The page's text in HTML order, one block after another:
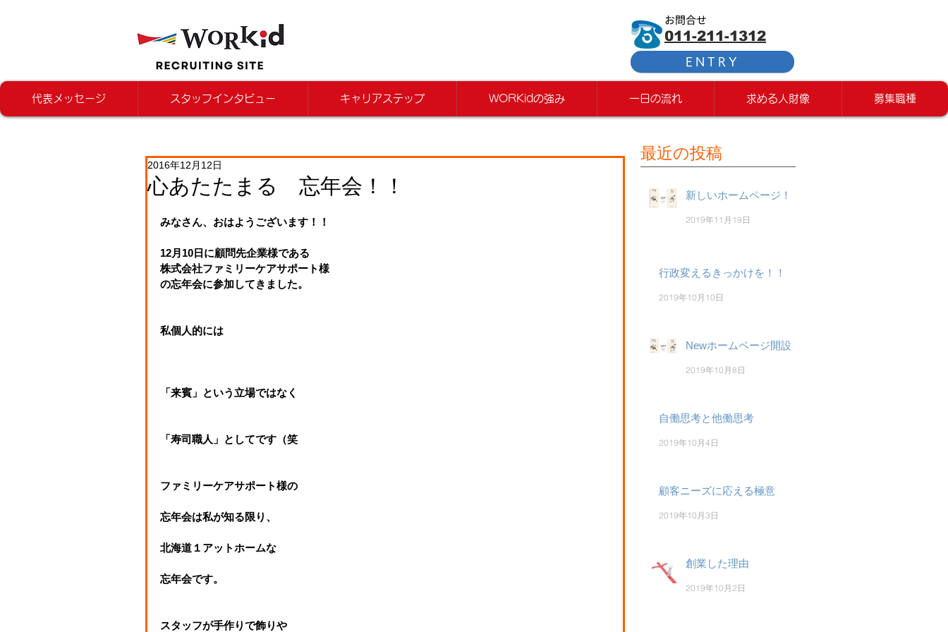
お問合せ
011-211-1312
ENTRY
代表メッセージ スタッフインタビュー キャリアステップ WORKidの強み 一日の流れ 求める人財像 募集職種
心あたたまる 忘年会！！
2016年12月12日
みなさん、おはようございます！！
12月10日に顧問先企業様である
株式会社ファミリーケアサポート様
の忘年会に参加してきました。
私個人的には
「来賓」という立場ではなく
「寿司職人」としてです（笑
ファミリーケアサポート様の
忘年会は私が知る限り、
北海道１アットホームな
忘年会です。
スタッフが手作りで飾りや
最近の投稿
新しいホームページ！
2019年11月19日
行政変えるきっかけを！！
2019年10月10日
Newホームページ開設
2019年10月8日
自働思考と他働思考
2019年10月4日
顧客ニーズに応える極意
2019年10月3日
創業した理由
2019年10月2日